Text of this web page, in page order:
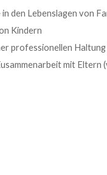
den Lebenslagen von
Kindern
professionellen
mit Eltern